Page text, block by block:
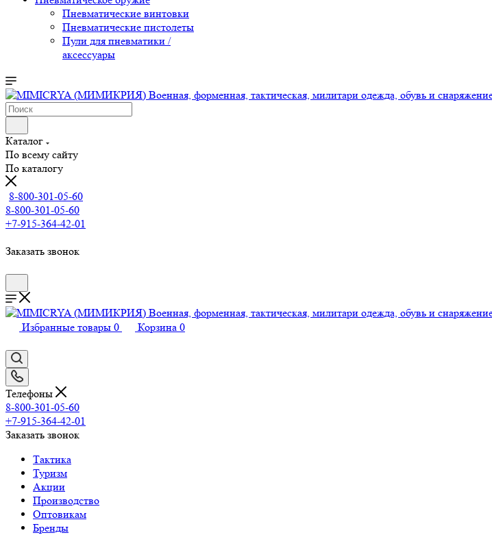
Пневматические винтовки
Пневматические пистолеты
Пули для пневматики /
аксессуары
Каталог
По всему сайту
По каталогу
8-800-301-05-60
8-800-301-05-60
+7-915-364-42-01
Заказать звонок
Избранные товары 0 Корзина 0
Телефоны
8-800-301-05-60
+7-915-364-42-01
Заказать звонок
Тактика
Туризм
Акции
Производство
Оптовикам
Бренды